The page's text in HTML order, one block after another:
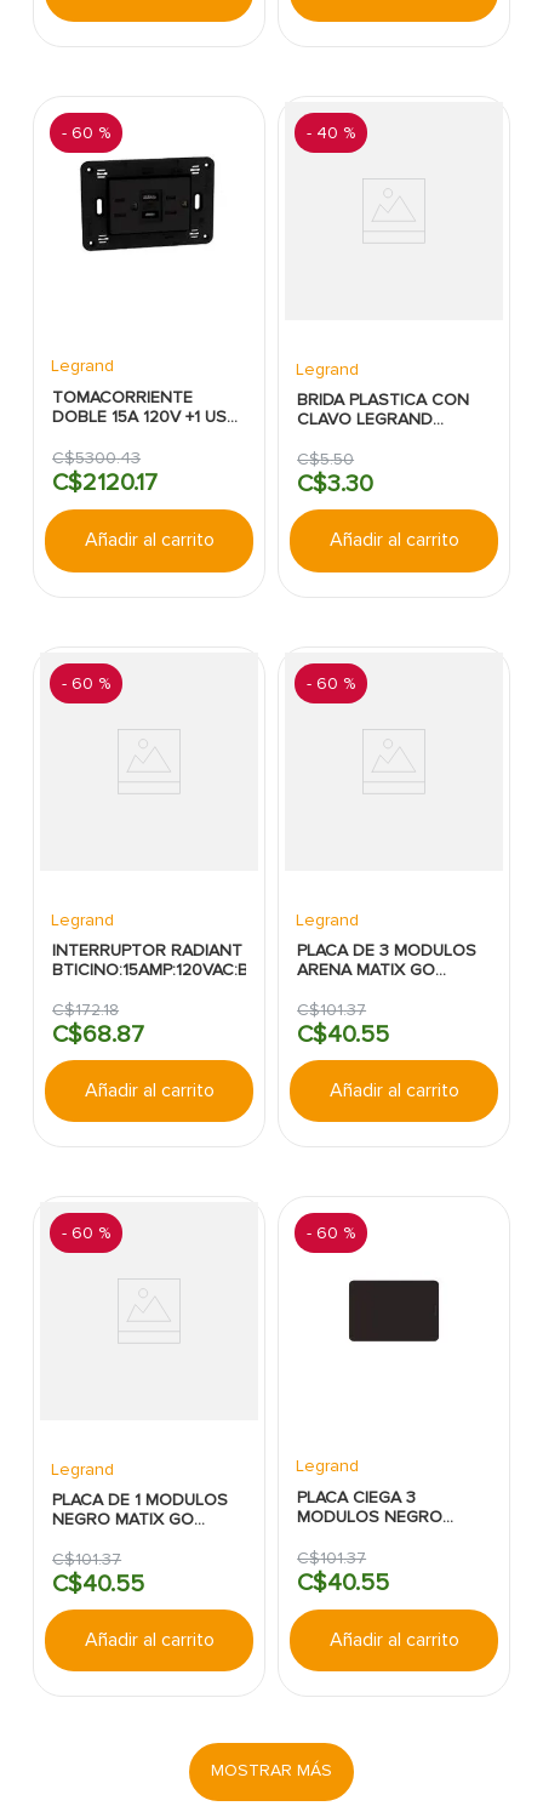
- 60 %
Legrand
TOMACORRIENTE
DOBLE 15A 120V +1 USB
NEGRO MATIX GO
LEGRAND
C$5300.43
C$2120.17
Añadir al carrito
- 40 %
Legrand
BRIDA PLASTICA CON
CLAVO LEGRAND
C$5.50
C$3.30
Añadir al carrito
- 60 %
Legrand
INTERRUPTOR RADIANT
BTICINO:15AMP:120VAC:BLANCO
C$172.18
C$68.87
Añadir al carrito
- 60 %
Legrand
PLACA DE 3 MODULOS
ARENA MATIX GO
C$101.37
C$40.55
Añadir al carrito
- 60 %
Legrand
PLACA DE 1 MODULOS
NEGRO MATIX GO
C$101.37
C$40.55
Añadir al carrito
- 60 %
Legrand
PLACA CIEGA 3
MODULOS NEGRO
C$101.37
C$40.55
Añadir al carrito
MOSTRAR MÁS